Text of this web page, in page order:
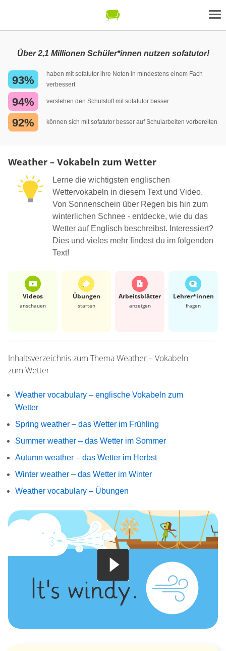
Über 2,1 Millionen Schüler*innen nutzen sofatutor!
93%
haben mit sofatutor ihre Noten in mindestens einem Fach
verbessert
94% verstehen den Schulstoff mit sofatutor besser
92% können sich mit sofatutor besser auf Schularbeiten vorbereiten
Weather – Vokabeln zum Wetter
Lerne die wichtigsten englischen
Wettervokabeln in diesem Text und Video.
Von Sonnenschein über Regen bis hin zum
winterlichen Schnee - entdecke, wie du das
Wetter auf Englisch beschreibst. Interessiert?
Dies und vieles mehr findest du im folgenden
Text!
Videos
anschauen
Übungen
starten
Arbeits­blätter
anzeigen
Lehrer*​innen
fragen
Inhaltsverzeichnis zum ThemaWeather – Vokabeln
zum Wetter
Weather vocabulary – englische Vokabeln zum
Wetter
Spring weather – das Wetter im Frühling
Summer weather – das Wetter im Sommer
Autumn weather – das Wetter im Herbst
Winter weather – das Wetter im Winter
Weather vocabulary – Übungen